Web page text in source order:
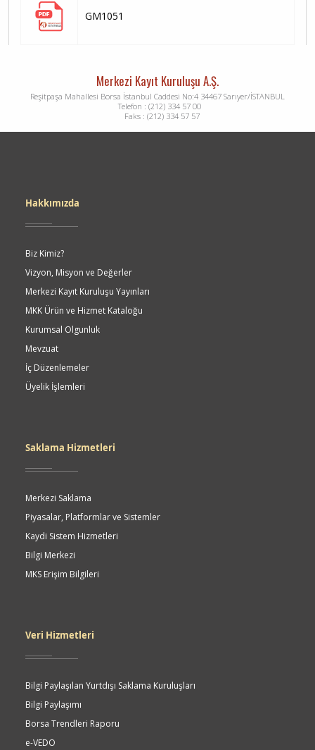
GM1051
Merkezi Kayıt Kuruluşu A.Ş.
Reşitpaşa Mahallesi Borsa İstanbul Caddesi No:4 34467 Sarıyer/İSTANBUL
Telefon : (212) 334 57 00
Faks : (212) 334 57 57
Hakkımızda
Biz Kimiz?
Vizyon, Misyon ve Değerler
Merkezi Kayıt Kuruluşu Yayınları
MKK Ürün ve Hizmet Kataloğu
Kurumsal Olgunluk
Mevzuat
İç Düzenlemeler
Üyelik İşlemleri
Saklama Hizmetleri
Merkezi Saklama
Piyasalar, Platformlar ve Sistemler
Kaydi Sistem Hizmetleri
Bilgi Merkezi
MKS Erişim Bilgileri
Veri Hizmetleri
Bilgi Paylaşılan Yurtdışı Saklama Kuruluşları
Bilgi Paylaşımı
Borsa Trendleri Raporu
e-VEDO